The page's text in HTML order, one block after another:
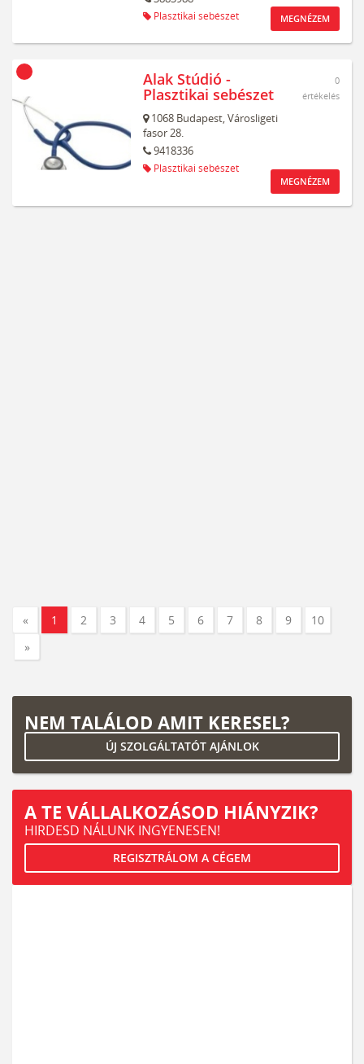
Plasztikai sebészet MEGNÉZEM
Alak Stúdió -
Plasztikai sebészet
1068 Budapest,Városligeti
fasor 28.
9418336
Plasztikai sebészet
0
értékelés
MEGNÉZEM
« 1 2 3 4 5 6 7 8 9
10
»
NEM TALÁLOD AMIT KERESEL?
ÚJ SZOLGÁLTATÓT AJÁNLOK
A TE VÁLLALKOZÁSOD HIÁNYZIK?
HIRDESD NÁLUNK INGYENESEN!
REGISZTRÁLOM A CÉGEM